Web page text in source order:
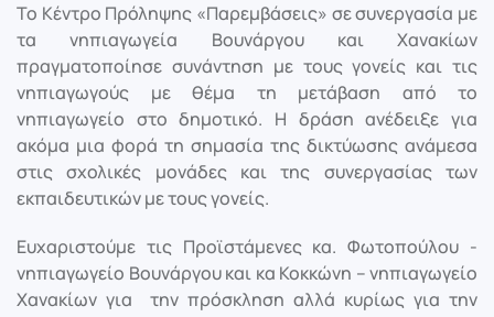
Το Κέντρο Πρόληψης «Παρεμβάσεις» σε συνεργασία με
τα νηπιαγωγεία Βουνάργου και Χανακίων
πραγματοποίησε συνάντηση με τους γονείς και τις
νηπιαγωγούς με θέμα τη μετάβαση από το
νηπιαγωγείο στο δημοτικό. Η δράση ανέδειξε για
ακόμα μια φορά τη σημασία της δικτύωσης ανάμεσα
στις σχολικές μονάδες και της συνεργασίας των
εκπαιδευτικών με τους γονείς.
Ευχαριστούμε τις Προϊστάμενες κα. Φωτοπούλου -
νηπιαγωγείο Βουνάργου και κα Κοκκώνη – νηπιαγωγείο
Χανακίων για
την πρόσκληση αλλά κυρίως για την